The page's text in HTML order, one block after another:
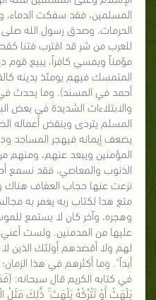
المسلمين، فقد سفكت الدماء،
الحرمات. وصدق رسول الله صلى
للعرب من شر قد اقترب فتنا
مؤمناً ويمسي كافراً، يبيع قوم
المتمسك فيهم يومئذ بدينه
أحمد في المسند). وما يحدث في
والابتلاءات الشديدة في بعض
المسلم يتردى وينقض أعماله
يضعف إيمانه فيهجر المساجد
المؤمنين ويبعد عنهم،
الذنوب والمعاصي، فقد نسمع
نزعت عنها حجاب العفاف هناك
متع هدا لكتاب ربه يعمر به
وهجره، وآخر كان لا يستمع
عليها من المدمنين. ولست أعني
لهم ولا أقصدهم أولئك الذين
أبداً". وما أكثرهم في هذا
في كتابه الكريم قال سبحانه:
يَلْهَثْ أَوْ تَتْرُكْهُ يَلْهَث ۚ ذَّٰلِكَ مَثَلُ